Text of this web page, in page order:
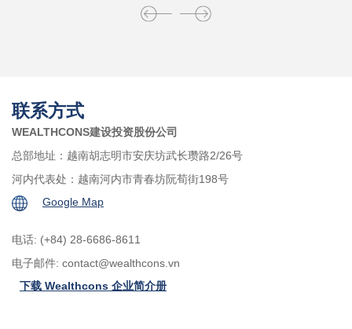
联系方式
WEALTHCONS建设投资股份公司
总部地址：越南胡志明市安庆坊武长瓒路2/26号
河内代表处：越南河内市青春坊阮荀街198号
Google Map
电话: (+84) 28-6686-8611
电子邮件: contact@wealthcons.vn
下载 Wealthcons 企业简介册